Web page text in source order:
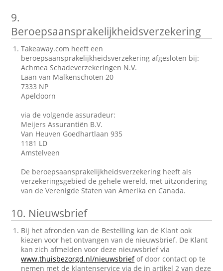
9.
Beroepsaansprakelijkheidsverzekering
Takeaway.com heeft een
beroepsaansprakelijkheidsverzekering afgesloten bij:
Achmea Schadeverzekeringen N.V.
Laan van Malkenschoten 20
7333 NP
Apeldoorn
via de volgende assuradeur:
Meijers Assurantiën B.V.
Van Heuven Goedhartlaan 935
1181 LD
Amstelveen
De beroepsaansprakelijkheidsverzekering heeft als
verzekeringsgebied de gehele wereld, met uitzondering
van de Verenigde Staten van Amerika en Canada.
10. Nieuwsbrief
Bij het afronden van de Bestelling kan de Klant ook
kiezen voor het ontvangen van de nieuwsbrief. De Klant
kan zich afmelden voor deze nieuwsbrief via
www.thuisbezorgd.nl/nieuwsbriefof door contact op te
nemen met de klantenservice via de in artikel 2 van deze